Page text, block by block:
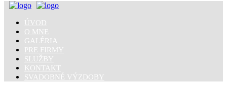
ÚVOD
O MNE
GALÉRIA
PRE FIRMY
SLUŽBY
KONTAKT
SVADOBNÉ VÝZDOBY